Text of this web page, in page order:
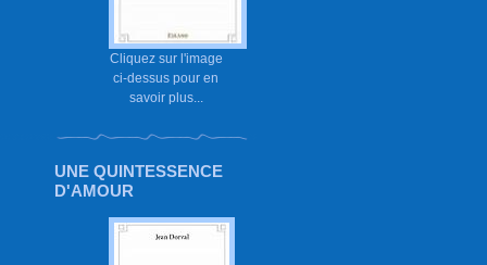
Cliquez sur l'image
ci-dessus pour en
savoir plus...
UNE QUINTESSENCE
D'AMOUR